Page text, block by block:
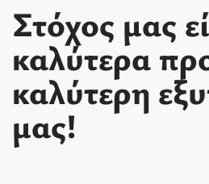
Στόχος μας
καλύτερα
καλύτερη
μας!